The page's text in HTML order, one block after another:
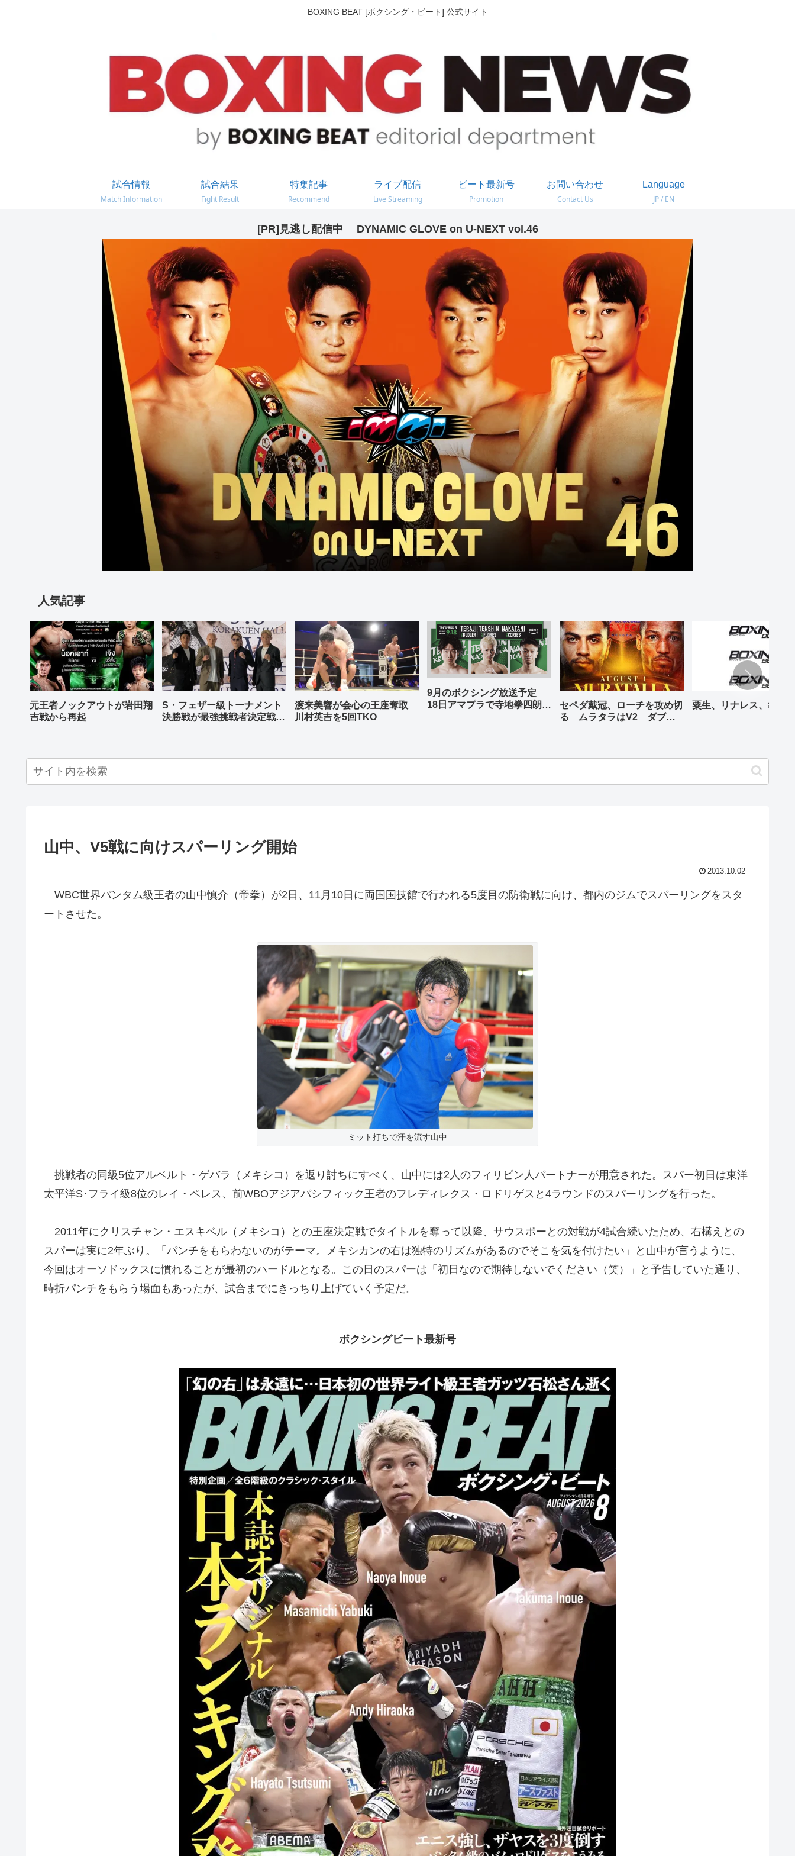
BOXING BEAT [ボクシング・ビート] 公式サイト
試合情報
Match Information
試合結果
Fight Result
特集記事
Recommend
ライブ配信
Live Streaming
ビート最新号
Promotion
お問い合わせ
Contact Us
Language
JP / EN
[PR]見逃し配信中 DYNAMIC GLOVE on U-NEXT vol.46
人気記事
元王者ノックアウトが岩田翔
吉戦から再起
S・フェザー級トーナメント
決勝戦が最強挑戦者決定戦兼
渡来美響が会心の王座奪取
川村英吉を5回TKO
9月のボクシング放送予定
18日アマプラで寺地拳四朗、
セペダ戴冠、ローチを攻め切
る ムラタラはV2 ダブル
粟生、リナレス、亀海
山中、V5戦に向けスパーリング開始
2013.10.02
WBC世界バンタム級王者の山中慎介（帝拳）が2日、11月10日に両国国技館で行われる5度目の防衛戦に向け、都内のジムでスパーリングをスタ
ートさせた。
ミット打ちで汗を流す山中
挑戦者の同級5位アルベルト・ゲバラ（メキシコ）を返り討ちにすべく、山中には2人のフィリピン人パートナーが用意された。スパー初日は東洋
太平洋S･フライ級8位のレイ・ペレス、前WBOアジアパシフィック王者のフレディレクス・ロドリゲスと4ラウンドのスパーリングを行った。
2011年にクリスチャン・エスキベル（メキシコ）との王座決定戦でタイトルを奪って以降、サウスポーとの対戦が4試合続いたため、右構えとの
スパーは実に2年ぶり。「パンチをもらわないのがテーマ。メキシカンの右は独特のリズムがあるのでそこを気を付けたい」と山中が言うように、
今回はオーソドックスに慣れることが最初のハードルとなる。この日のスパーは「初日なので期待しないでください（笑）」と予告していた通り、
時折パンチをもらう場面もあったが、試合までにきっちり上げていく予定だ。
ボクシングビート最新号